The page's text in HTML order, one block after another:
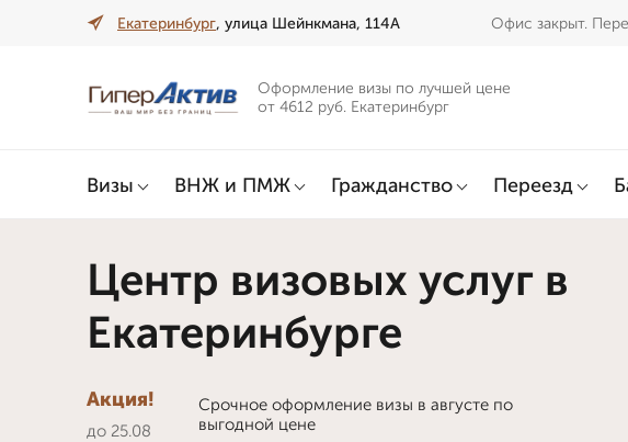
Екатеринбург, улица Шейнкмана, 114А Офис закрыт.
Оформление визы по лучшей цене
от 4612 руб. Екатеринбург
Визы ВНЖ и ПМЖ Гражданство Переезд
Центр визовых услуг в
Екатеринбурге
Акция!
до 25.08
Срочное оформление визы в августе по
выгодной цене